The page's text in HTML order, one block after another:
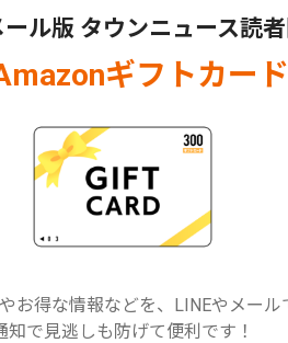
ール版 タウンニュース読
ギフトカード
お得な情報などを、LINEやメール
知で見逃しも防げて便利です！